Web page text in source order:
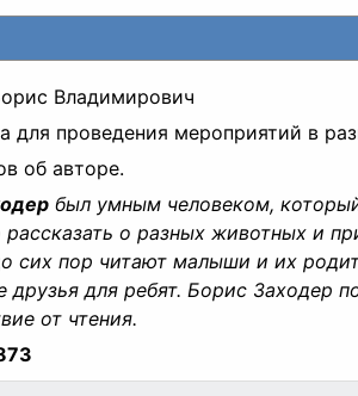
Владимирович
для проведения мероприятий в
об авторе.
был умным человеком,
рассказать о разных животных и
сих пор читают малыши и их
друзья для ребят. Борис Заходер
от чтения.